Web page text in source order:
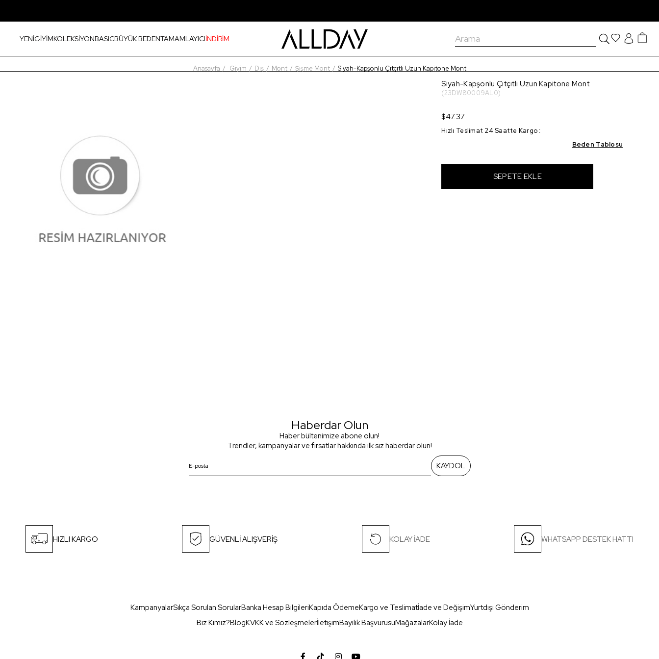
YENİGİYİMKOLEKSİYONBASICBÜYÜK BEDENTAMAMLAYICIİNDİRİM
Anasayfa Giyim Dış Mont Şişme Mont Siyah-Kapşonlu Çıtçıtlı Uzun Kapitone Mont
Siyah-Kapşonlu Çıtçıtlı Uzun Kapitone Mont
(23DW80009AL0)
$47.37
Hızlı Teslimat 24 Saatte Kargo :
Beden Tablosu
Haberdar Olun
Haber bültenimize abone olun!
Trendler, kampanyalar ve fırsatlar hakkında ilk siz haberdar olun!
KAYDOL
HIZLI KARGO GÜVENLİ ALIŞVERİŞ KOLAY İADE WHATSAPP DESTEK HATTI
KampanyalarSıkça Sorulan SorularBanka Hesap BilgileriKapıda ÖdemeKargo ve Teslimatİade ve DeğişimYurtdışı Gönderim
Biz Kimiz?BlogKVKK ve SözleşmelerİletişimBayilik BaşvurusuMağazalarKolay İade